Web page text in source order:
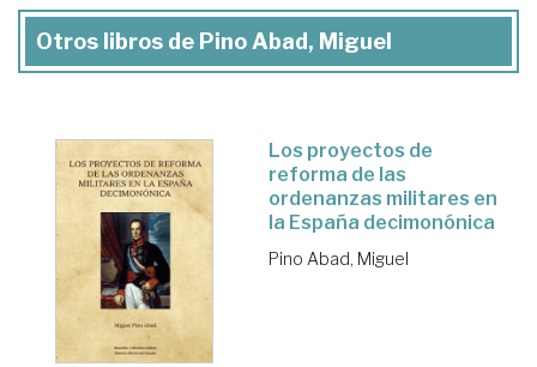
Otros libros de Pino Abad, Miguel
Los proyectos de
reforma de las
ordenanzas militares en
la España decimonónica
Pino Abad, Miguel